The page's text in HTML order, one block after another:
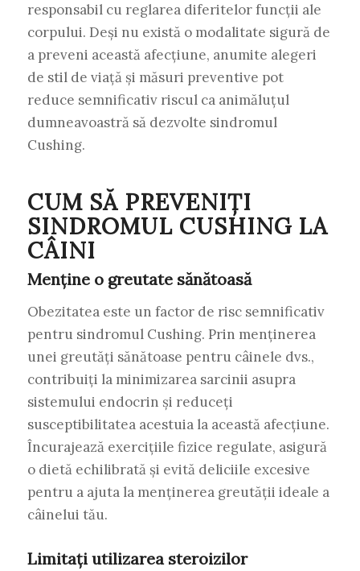
responsabil cu reglarea diferitelor funcții ale
corpului. Deși nu există o modalitate sigură de
a preveni această afecțiune, anumite alegeri
de stil de viață și măsuri preventive pot
reduce semnificativ riscul ca animăluțul
dumneavoastră să dezvolte sindromul
Cushing.
CUM SĂ PREVENIȚI
SINDROMUL CUSHING LA
CÂINI
Menține o greutate sănătoasă
Obezitatea este un factor de risc semnificativ
pentru sindromul Cushing. Prin menținerea
unei greutăți sănătoase pentru câinele dvs.,
contribuiți la minimizarea sarcinii asupra
sistemului endocrin și reduceți
susceptibilitatea acestuia la această afecțiune.
Încurajează exercițiile fizice regulate, asigură
o dietă echilibrată și evită deliciile excesive
pentru a ajuta la menținerea greutății ideale a
câinelui tău.
Limitați utilizarea steroizilor